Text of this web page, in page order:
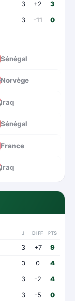
3 +2 3
3 -11 0
Sénégal
Norvège
Iraq
Sénégal
France
Iraq
J DIFF PTS
3 +7 9
3 0 4
3 -2 4
3 -5 0